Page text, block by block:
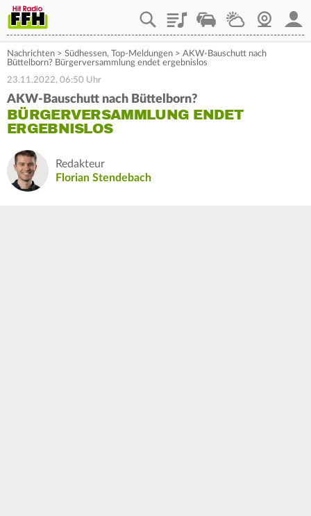
PlaylistStaupilotWetterWebcam
Nachrichten > Südhessen, Top-Meldungen > AKW-Bauschutt nach
Büttelborn? Bürgerversammlung endet ergebnislos
23.11.2022, 06:50 Uhr
AKW-Bauschutt nach Büttelborn?
BÜRGERVERSAMMLUNG ENDET
ERGEBNISLOS
Redakteur
Florian Stendebach